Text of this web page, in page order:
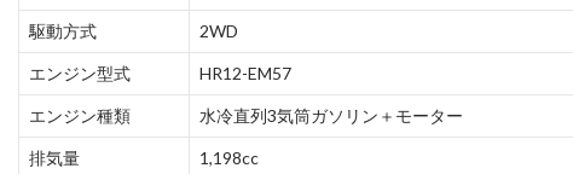
駆動方式 2WD
エンジン型式 HR12-EM57
エンジン種類 水冷直列3気筒ガソリン＋モーター
排気量 1,198cc